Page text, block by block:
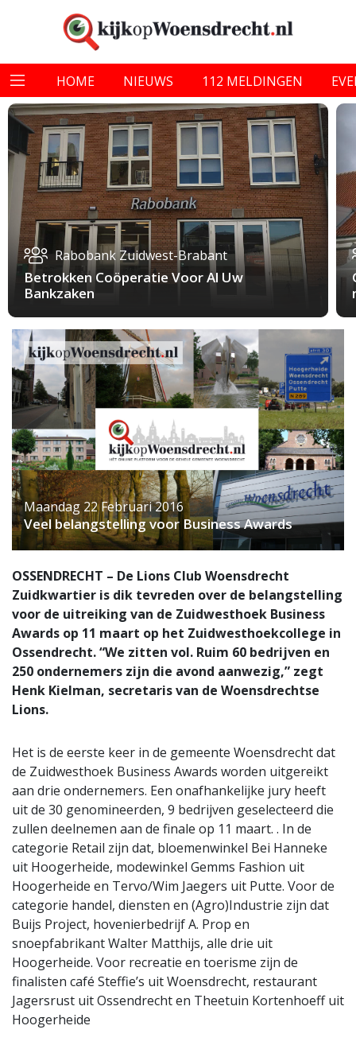
HOME NIEUWS 112 MELDINGEN
Rabobank Zuidwest-Brabant
Betrokken Coöperatie Voor Al Uw
Bankzaken
Maandag 22 Februari 2016
Veel belangstelling voor Business Awards
OSSENDRECHT – De Lions Club Woensdrecht
Zuidkwartier is dik tevreden over de belangstelling
voor de uitreiking van de Zuidwesthoek Business
Awards op 11 maart op het Zuidwesthoekcollege in
Ossendrecht. “We zitten vol. Ruim 60 bedrijven en
250 ondernemers zijn die avond aanwezig,” zegt
Henk Kielman, secretaris van de Woensdrechtse
Lions.
Het is de eerste keer in de gemeente Woensdrecht dat
de Zuidwesthoek Business Awards worden uitgereikt
aan drie ondernemers. Een onafhankelijke jury heeft
uit de 30 genomineerden, 9 bedrijven geselecteerd die
zullen deelnemen aan de finale op 11 maart. . In de
categorie Retail zijn dat, bloemenwinkel Bei Hanneke
uit Hoogerheide, modewinkel Gemms Fashion uit
Hoogerheide en Tervo/Wim Jaegers uit Putte. Voor de
categorie handel, diensten en (Agro)Industrie zijn dat
Buijs Project, hovenierbedrijf A. Prop en
snoepfabrikant Walter Matthijs, alle drie uit
Hoogerheide. Voor recreatie en toerisme zijn de
finalisten café Steffie’s uit Woensdrecht, restaurant
Jagersrust uit Ossendrecht en Theetuin Kortenhoeff uit
Hoogerheide